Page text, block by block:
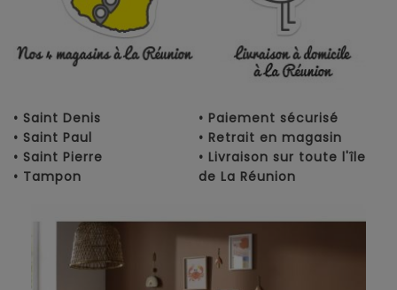
• Saint Denis
• Saint Paul
• Saint Pierre
• Tampon
• Paiement sécurisé
• Retrait en magasin
• Livraison sur toute l'île
de La Réunion